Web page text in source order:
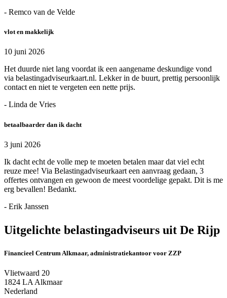
- Remco van de Velde
vlot en makkelijk
10 juni 2026
Het duurde niet lang voordat ik een aangename deskundige vond
via belastingadviseurkaart.nl. Lekker in de buurt, prettig persoonlijk
contact en niet te vergeten een nette prijs.
- Linda de Vries
betaalbaarder dan ik dacht
3 juni 2026
Ik dacht echt de volle mep te moeten betalen maar dat viel echt
reuze mee! Via Belastingadviseurkaart een aanvraag gedaan, 3
offertes ontvangen en gewoon de meest voordelige gepakt. Dit is me
erg bevallen! Bedankt.
- Erik Janssen
Uitgelichte belastingadviseurs uit De Rijp
Financieel Centrum Alkmaar, administratiekantoor voor ZZP
Vlietwaard 20
1824 LA Alkmaar
Nederland